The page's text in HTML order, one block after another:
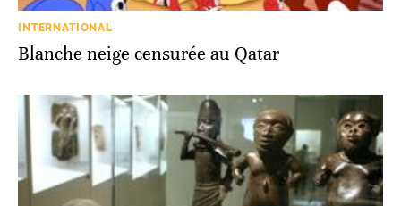
INTERNATIONAL
Blanche neige censurée au Qatar